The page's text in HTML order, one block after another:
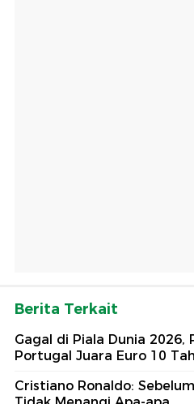
Berita Terkait
Gagal di Piala Dunia 2026,
Portugal Juara Euro 10
Cristiano Ronaldo: